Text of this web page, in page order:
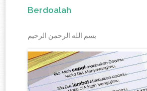
Berdoalah
بسم الله الرحمن الرحيم